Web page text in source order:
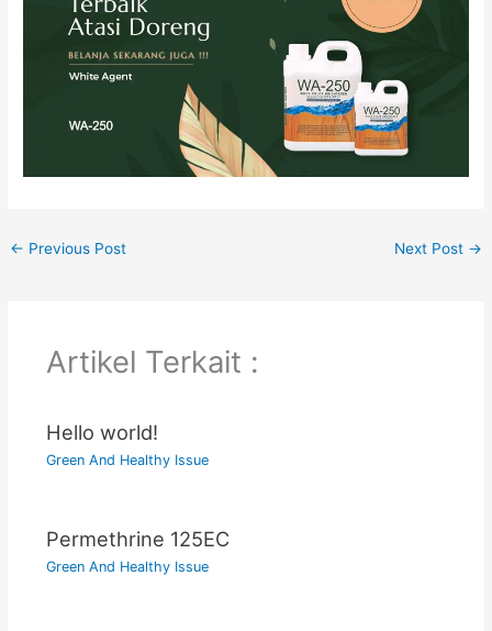
← Previous Post Next Post →
Artikel Terkait :
Hello world!
Green And Healthy Issue
Permethrine 125EC
Green And Healthy Issue